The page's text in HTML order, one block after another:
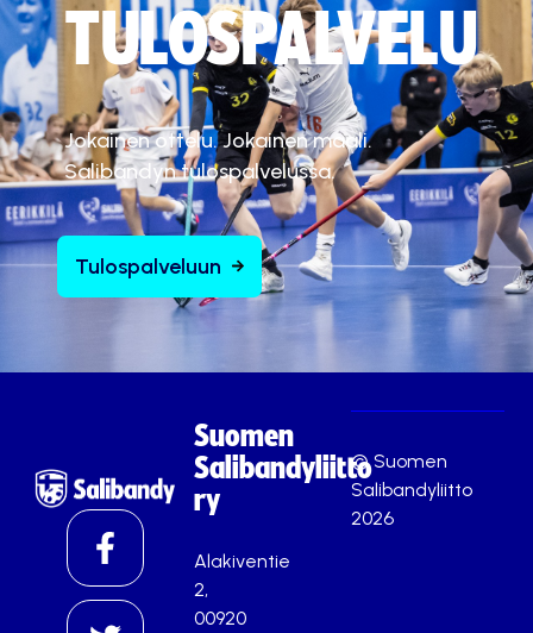
TULOSPALVELU
Jokainen ottelu. Jokainen maali.
Salibandyn tulospalvelussa.
Tulospalveluun
Suomen
Salibandyliitto
ry
Alakiventie
2,
00920
© Suomen
Salibandyliitto
2026